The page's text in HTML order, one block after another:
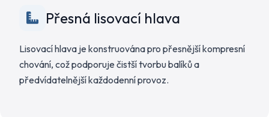
Přesná lisovací hlava
Lisovací hlava je konstruována pro přesnější kompresní
chování, což podporuje čistší tvorbu balíků a
předvídatelnější každodenní provoz.